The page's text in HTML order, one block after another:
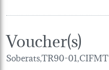
Voucher(s)
Soberats,TR90-01,CIFMT